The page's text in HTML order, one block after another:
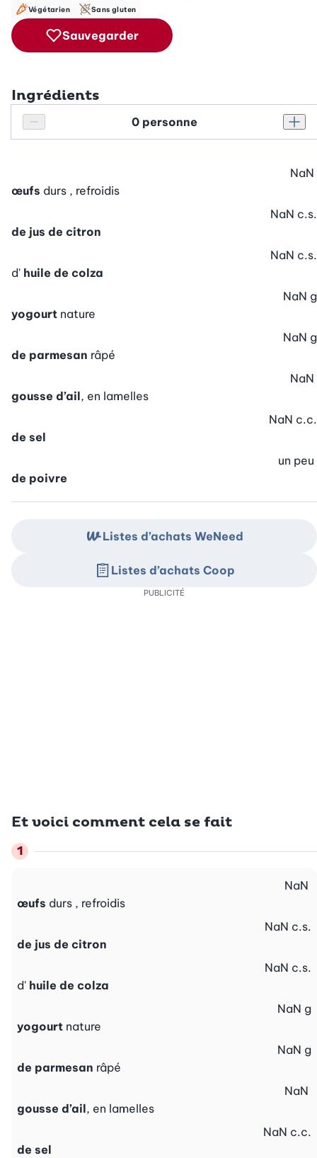
Végétarien Sans gluten
Sauvegarder
Ingrédients
Réduire le nombre de personnes
Personnes
œufs durs , refroidis
NaN
de jus de citron
NaN c.s.
d' huile de colza
NaN c.s.
yogourt nature
NaN g
de parmesan râpé
NaN g
gousse d’ail, en lamelles
NaN
de sel
NaN c.c.
de poivre
un peu
Et voici comment cela se fait
œufs durs , refroidis
NaN
de jus de citron
NaN c.s.
d' huile de colza
NaN c.s.
yogourt nature
NaN g
de parmesan râpé
NaN g
gousse d’ail, en lamelles
NaN
de sel
NaN c.c.
Listes d’achats WeNeed
Listes d’achats Coop
PUBLICITÉ